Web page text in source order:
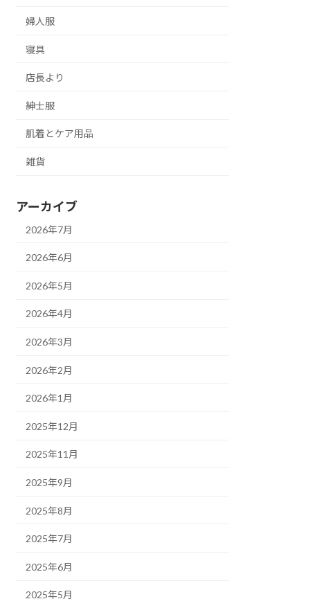
婦人服
寝具
店長より
紳士服
肌着とケア用品
雑貨
アーカイブ
2026年7月
2026年6月
2026年5月
2026年4月
2026年3月
2026年2月
2026年1月
2025年12月
2025年11月
2025年9月
2025年8月
2025年7月
2025年6月
2025年5月